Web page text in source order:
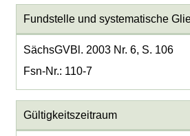
Fundstelle und systematische
SächsGVBl. 2003 Nr. 6, S. 106
Fsn-Nr.: 110-7
Gültigkeitszeitraum